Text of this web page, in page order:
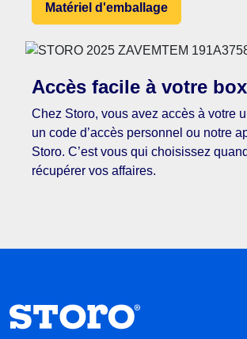
Matériel d'emballage
Accès facile à votre box
Chez Storo, vous avez accès à votre
un code d’accès personnel ou notre
Storo. C’est vous qui choisissez
récupérer vos affaires.